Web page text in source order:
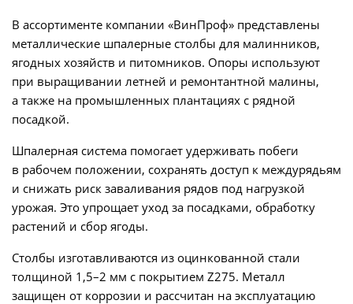
В ассортименте компании «ВинПроф» представлены
металлические шпалерные столбы для малинников,
ягодных хозяйств и питомников. Опоры используют
при выращивании летней и ремонтантной малины,
а также на промышленных плантациях с рядной
посадкой.
Шпалерная система помогает удерживать побеги
в рабочем положении, сохранять доступ к междурядьям
и снижать риск заваливания рядов под нагрузкой
урожая. Это упрощает уход за посадками, обработку
растений и сбор ягоды.
Столбы изготавливаются из оцинкованной стали
толщиной 1,5–2 мм с покрытием Z275. Металл
защищен от коррозии и рассчитан на эксплуатацию